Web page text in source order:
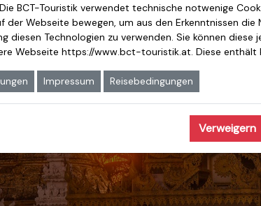
www.die-myanmarreise.de auf ein neues Format
Wenn gleich viele unserer Kunden die Webseite
und stetig zu.
BCT-Touristik verwendet technische notwenige
der Webseite bewegen, um aus den Erkenntnissen
diesen Technologien zu verwenden. Sie können
Webseite https://www.bct-touristik.at. Diese enthält
Impressum Reisebedingungen
Verweigern